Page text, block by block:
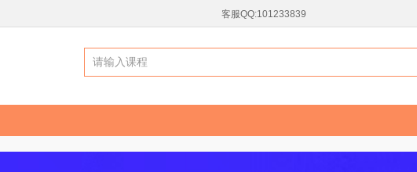
客服QQ:101233839